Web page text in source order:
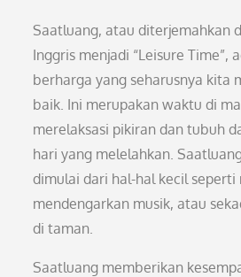
Saatluang, atau diterjemahkan
Inggris menjadi “Leisure Time”,
berharga yang seharusnya kita
baik. Ini merupakan waktu di
merelaksasi pikiran dan tubuh
hari yang melelahkan.
dimulai dari hal-hal kecil seperti
mendengarkan musik, atau
di taman.
Saatluang memberikan